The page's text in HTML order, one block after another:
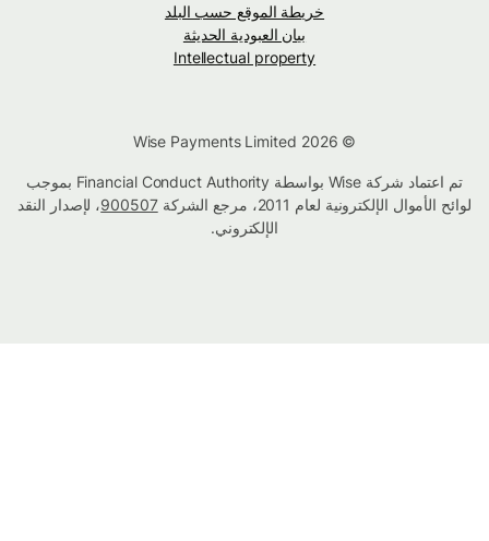
خريطة الموقع حسب البلد
بيان العبودية الحديثة
Intellectual property
تم اعتماد شركة Wise بواسطة Financial Conduct Authority بموجب
لوائح الأموال الإلكترونية لعام 2011، مرجع الشركة
900507، لإصدار النقد
الإلكتروني.